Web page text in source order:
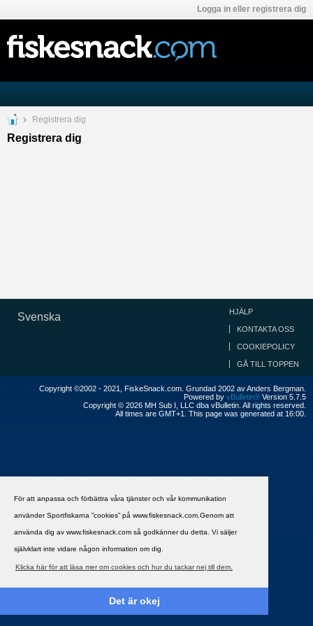
För att anpassa och förbättra våra tjänster och vår kommunikation
använder Sportfiskarna ”cookies” på www.fiskesnack.com.Genom att
använda dig av www.fiskesnack.com så godkänner du detta. Vi säljer
självklart inte vidare någon information om dig.
Klicka här för att läsa mer om cookies och hur du tackar nej till dem.
Det är okej
Logga in eller registrera dig
Registrera dig
Registrera dig
Svenska HJÄLP
KONTAKTA OSS
COOKIEPOLICY
GÅ TILL TOPPEN
Copyright ©2002 - 2021, FiskeSnack.com. Grundad 2002 av Anders Bergman.
Powered by vBulletin® Version 5.7.5
Copyright © 2026 MH Sub I, LLC dba vBulletin. All rights reserved.
All times are GMT+1. This page was generated at 16:00.